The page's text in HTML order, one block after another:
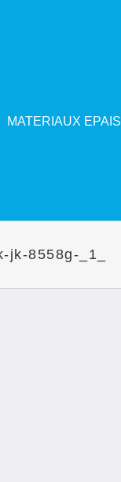
MATERIAUX EPAIS
8558g-_1_